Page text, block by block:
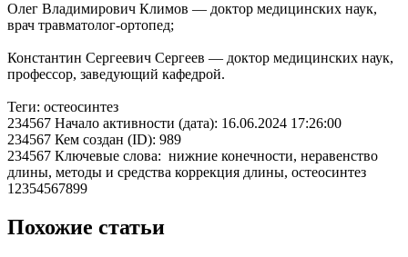
Олег Владимирович Климов — доктор медицинских наук,
врач травматолог-ортопед;
Константин Сергеевич Сергеев — доктор медицинских наук,
профессор, заведующий кафедрой.
Теги: осте­осинтез
234567 Начало активности (дата): 16.06.2024 17:26:00
234567 Кем создан (ID): 989
234567 Ключевые слова: нижние конечности, неравенство
длины, методы и средства коррекция длины, осте­осинтез
12354567899
Похожие статьи